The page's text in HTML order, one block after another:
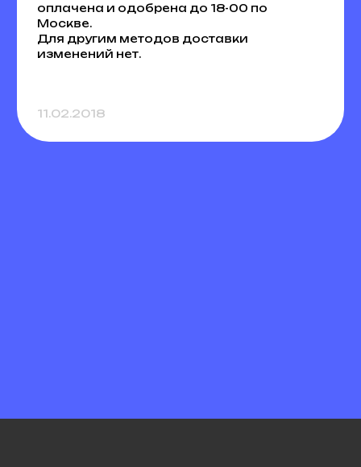
оплачена и одобрена до 18-00 по
Москве.
Для другим методов доставки
изменений нет.
11.02.2018